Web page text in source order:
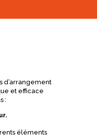
d’arrangement
et efficace
:
éléments